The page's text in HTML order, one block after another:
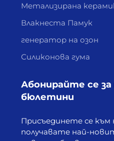
Метализирана
Влакнеста Памук
генератор на озон
Силиконова гума
Абонирайте се
бюлетини
Присъединете се
получавате най-